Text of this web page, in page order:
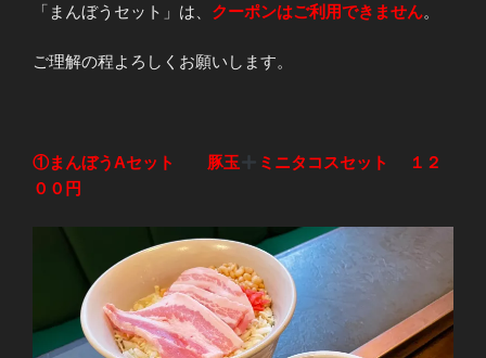
「まんぼうセット」は、 クーポンはご利用できません。
ご理解の程よろしくお願いします。
①まんぼうAセット 豚玉
ミニタコスセット １２
００円